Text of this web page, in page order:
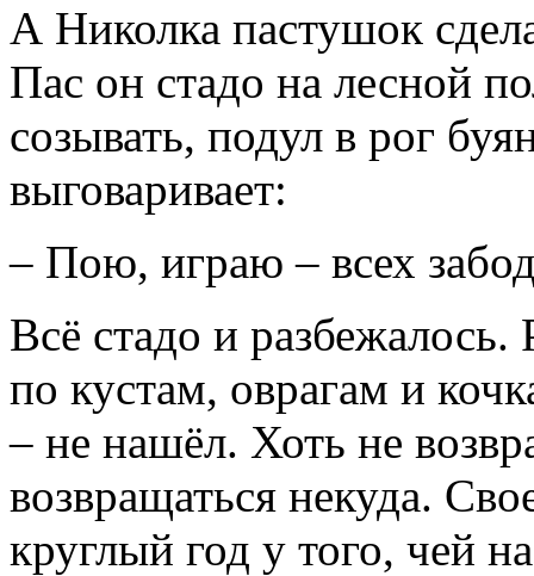
А Николка пастушок
Пас он стадо на лесной
созывать, подул в рог
выговаривает:
– Пою, играю – всех
Всё стадо и
по кустам, оврагам и
– не нашёл. Хоть не
возвращаться некуда.
круглый год у того, чей